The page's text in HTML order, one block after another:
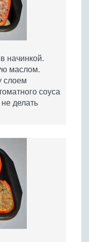
начинкой.
маслом.
слоем
соуса
делать